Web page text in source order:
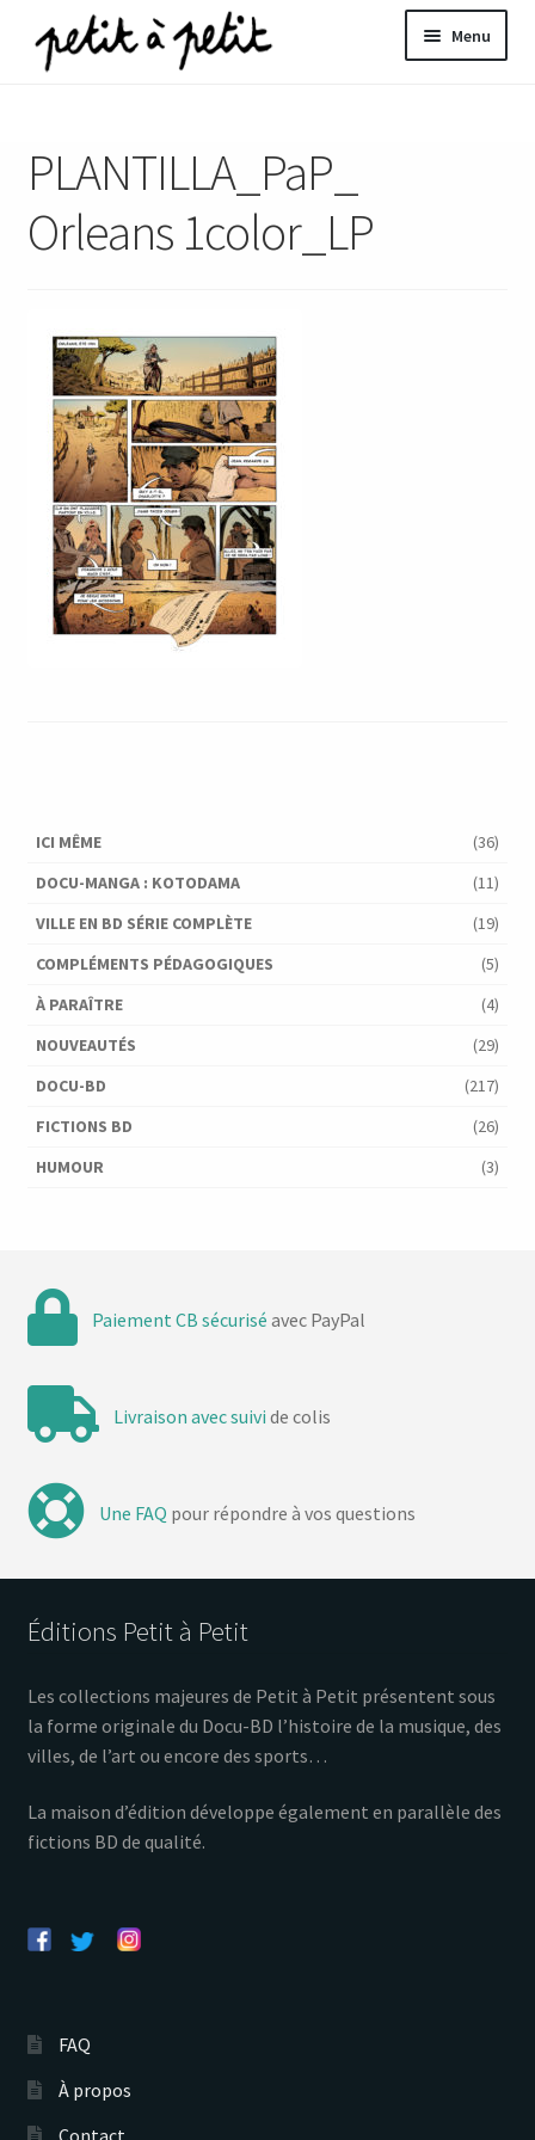
Aller
à
Aller
au
Menu
PLANTILLA_PaP_
Orleans 1color_LP
ICI MÊME
(36)
DOCU-MANGA : KOTODAMA
(11)
VILLE EN BD SÉRIE COMPLÈTE
(19)
COMPLÉMENTS PÉDAGOGIQUES
(5)
À PARAÎTRE
(4)
NOUVEAUTÉS
(29)
DOCU-BD
(217)
FICTIONS BD
(26)
HUMOUR
(3)
Paiement CB sécurisé avec PayPal
Livraison avec suivi de colis
Une FAQ pour répondre à vos questions
Éditions Petit à Petit
Les collections majeures de Petit à Petit présentent sous
la forme originale du Docu-BD l’histoire de la musique, des
villes, de l’art ou encore des sports…
La maison d’édition développe également en parallèle des
fictions BD de qualité.
FAQ
À propos
Contact